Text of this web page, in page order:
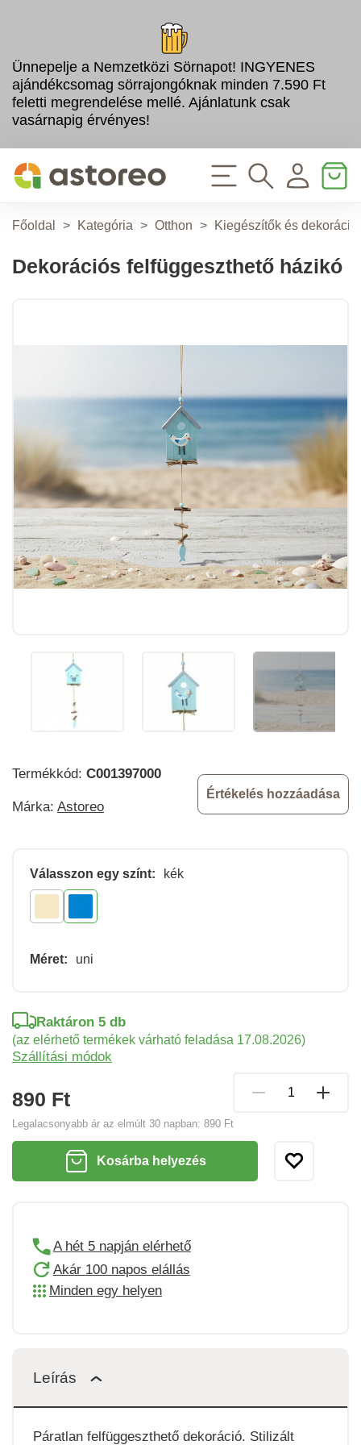
Ünnepelje a Nemzetközi Sörnapot! INGYENES
ajándékcsomag sörrajongóknak minden 7.590 Ft
feletti megrendelése mellé. Ajánlatunk csak
vasárnapig érvényes!
Főoldal > Kategória > Otthon > Kiegészítők és
Dekorációs felfüggeszthető házikó
Termékkód: C001397000
Márka: Astoreo
Értékelés hozzáadása
Válasszon egy színt: kék
Méret: uni
890 Ft
Legalacsonyabb ár az elmúlt 30 napban: 890 Ft
Raktáron 5 db
(az elérhető termékek várható feladása 17.08.2026)
Szállítási módok
Kosárba helyezés
A hét 5 napján elérhető
Akár 100 napos elállás
Minden egy helyen
Leírás
Páratlan felfüggeszthető dekoráció. Stilizált